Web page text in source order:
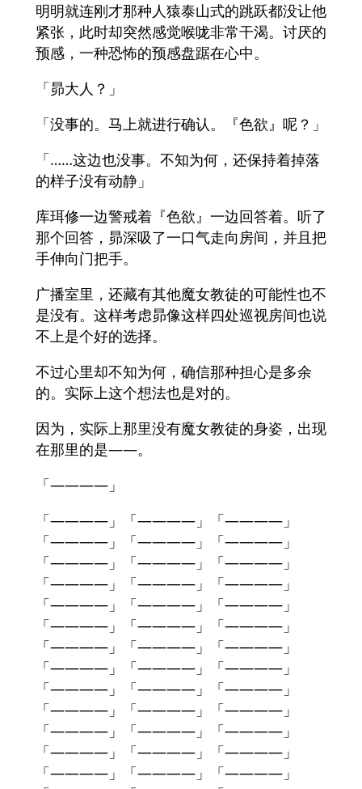
明明就连刚才那种人猿泰山式的跳跃都没让他
紧张，此时却突然感觉喉咙非常干渴。讨厌的
预感，一种恐怖的预感盘踞在心中。
「昴大人？」
「没事的。马上就进行确认。『色欲』呢？」
「……这边也没事。不知为何，还保持着掉落
的样子没有动静」
库珥修一边警戒着『色欲』一边回答着。听了
那个回答，昴深吸了一口气走向房间，并且把
手伸向门把手。
广播室里，还藏有其他魔女教徒的可能性也不
是没有。这样考虑昴像这样四处巡视房间也说
不上是个好的选择。
不过心里却不知为何，确信那种担心是多余
的。实际上这个想法也是对的。
因为，实际上那里没有魔女教徒的身姿，出现
在那里的是――。
「――――」
「――――」「――――」「――――」
「――――」「――――」「――――」
「――――」「――――」「――――」
「――――」「――――」「――――」
「――――」「――――」「――――」
「――――」「――――」「――――」
「――――」「――――」「――――」
「――――」「――――」「――――」
「――――」「――――」「――――」
「――――」「――――」「――――」
「――――」「――――」「――――」
「――――」「――――」「――――」
「――――」「――――」「――――」